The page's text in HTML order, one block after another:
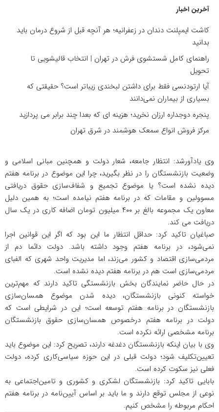
آخرین اخبار
کاشت ایمپلنت دندان در زعفرانیه؛ هر آنچه قبل از شروع درمان باید
بدانید
راهنمای کامل شستشوی فرش در تهران | انتخاب قالیشویی تا
تحویل
آیا ارتودنسی فقط برای داشتن لبخندی زیباتر است؟ حقیقتی که
بسیاری از بیماران نمی‌دانند
پنجره دوجداره ارزان نخرید؛ هزینه ای که بعدا چند برابر می پردازید
مرکز فروش انواع سمعک هوشمند در شرق تهران
وی یادآورشد: انتظار جامعه، شعار دولت و همچنین مبانی اسلامی و
وضعیت بازنشستگان را در نظر بگیرید، چرا این موضوع در برنامه هفتم
دیده نشده است؟ یا موضوع تجمیع و شفاف‌سازی حقوق دریافتی
مسوولین و مقامات که در برنامه هفتم نیامده است؛ به همین دلیل
معاون یک مجموعه بالغ بر ۴۰۰ میلیون تومان اضافه کاری در یک سال
دریافت می کند.
صباغیان تاکید کرد: حداقل انتظار ما این بود که اگر این قوانین اجرا
نمی‌شود، در برنامه هفتم وجود داشته باشد. دولت دائما دم از
مردمی‌سازی اقتصاد و کشور می‌زند، اما مدیریت واحد شهری که الفبای
مردمی‌سازی است هم در برنامه هفتم دیده نشده است.
در حال حاضر نمایندگان بخش بازنشستگی تاکید دارند که مهم‌ترین
خواسته کنونی بازنشستگان، دیده شدن موضوع همسان‌سازی
بازنشستگان در برنامه هفتم توسعه است؛ این در شرایطی است که
دولت در برنامه هفتم درخصوص همسان‌سازی حقوق بازنشستگان
برنامه مشخصی ارائه نکرده است.
وی با بیان اینکه بازنشستگان دغدغه دارند، تصریح کرد: این موضوع باید
تعیین‌تکلیف شود؛ دولت قبلی در این حوزه سیاسی‌کاری کرده، دولت
فعلی نیز سکوت کرده است.
بابایی تاکید کرد: بازنشستگان لشکری و کشوری و تامین‌اجتماعی به
نوعی از مجلس توقع دارند و ما باید بر اساس آیین‌نامه در برنامه هفتم
احکام مربوطه را مشخص کنیم.